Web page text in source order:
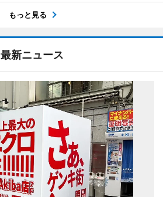
もっと見る
最新ニュース